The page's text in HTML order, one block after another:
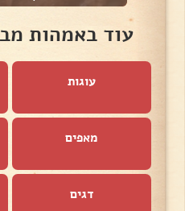
עוד באמהות
עוגות
מאפים
דגים